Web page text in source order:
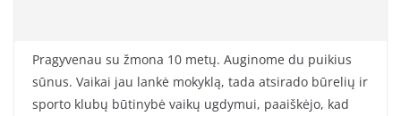
Pragyvenau su žmona 10 metų. Auginome du puikius
sūnus. Vaikai jau lankė mokyklą, tada atsirado būrelių ir
sporto klubų būtinybė vaikų ugdymui, paaiškėjo, kad